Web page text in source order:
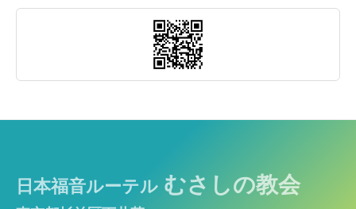
日本福音ルーテル むさしの教会